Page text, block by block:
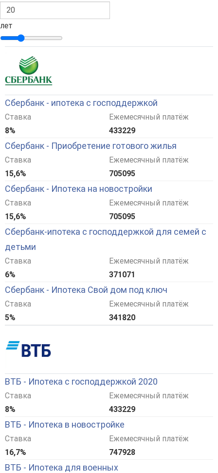
лет
Сбербанк - ипотека с господдержкой
Ставка
8%
Ежемесячный платёж
433229
Сбербанк - Приобретение готового жилья
Ставка
15,6%
Ежемесячный платёж
705095
Сбербанк - Ипотека на новостройки
Ставка
15,6%
Ежемесячный платёж
705095
Сбербанк-ипотека с господдержкой для семей с
детьми
Ставка
6%
Ежемесячный платёж
371071
Сбербанк - Ипотека Свой дом под ключ
Ставка
5%
Ежемесячный платёж
341820
ВТБ - Ипотека с господдержкой 2020
Ставка
8%
Ежемесячный платёж
433229
ВТБ - Ипотека в новостройке
Ставка
16,7%
Ежемесячный платёж
747928
ВТБ - Ипотека для военных